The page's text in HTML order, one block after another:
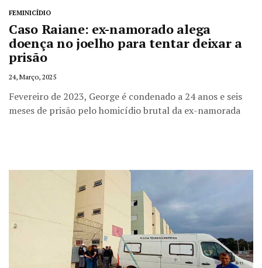
FEMINICÍDIO
Caso Raiane: ex-namorado alega
doença no joelho para tentar deixar a
prisão
24, Março, 2025
Fevereiro de 2023, George é condenado a 24 anos e seis
meses de prisão pelo homicídio brutal da ex-namorada